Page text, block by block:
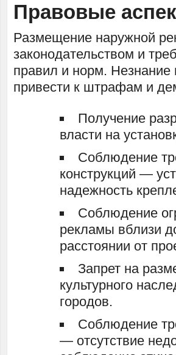
Правовые
Размещение наружной
законодательством и
правил и норм.
привести к штрафам и
Получение
власти на
Соблюдение
конструкций —
надежность
Соблюдение
рекламы вблизи
расстоянии от
Запрет на
культурного
городов.
Соблюдение
— отсутствие